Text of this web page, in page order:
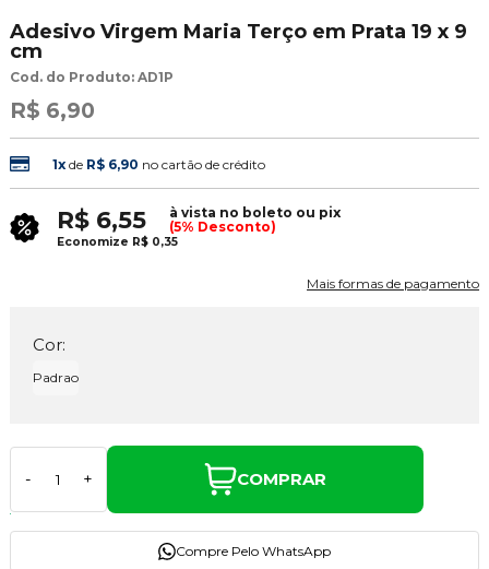
Adesivo Virgem Maria Terço em Prata 19 x 9
cm
Cod. do Produto: AD1P
R$ 6,90
1xde R$ 6,90 no cartão de crédito
R$ 6,55
à vista no boleto ou pix
(5% Desconto)
Economize R$ 0,35
Mais formas de pagamento
Cor:
Padrao
- + COMPRAR
Compre Pelo WhatsApp